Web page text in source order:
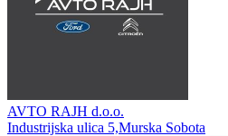
AVTO RAJH d.o.o.
Industrijska ulica 5,Murska Sobota